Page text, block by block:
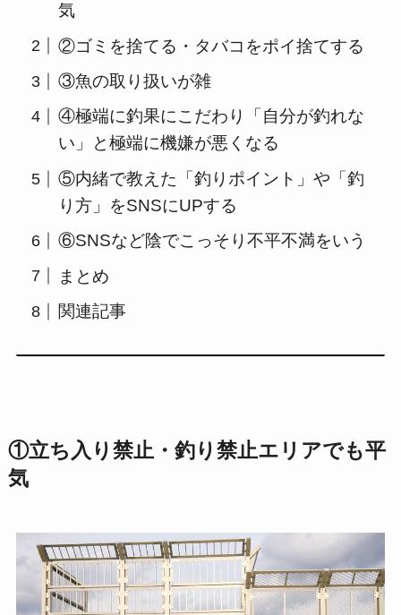
気
②ゴミを捨てる・タバコをポイ捨てする
③魚の取り扱いが雑
④極端に釣果にこだわり「自分が釣れな
い」と極端に機嫌が悪くなる
⑤内緒で教えた「釣りポイント」や「釣
り方」をSNSにUPする
⑥SNSなど陰でこっそり不平不満をいう
まとめ
関連記事
①立ち入り禁止・釣り禁止エリアでも平
気